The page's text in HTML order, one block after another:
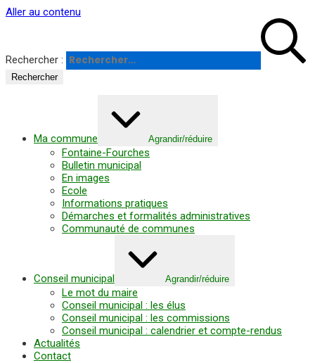
Panneau de gestion des cookies
Aller au contenu
Rechercher :
Ma commune Agrandir/réduire
Fontaine-Fourches
Bulletin municipal
En images
Ecole
Informations pratiques
Démarches et formalités administratives
Communauté de communes
Conseil municipal Agrandir/réduire
Le mot du maire
Conseil municipal : les élus
Conseil municipal : les commissions
Conseil municipal : calendrier et compte-rendus
Actualités
Contact